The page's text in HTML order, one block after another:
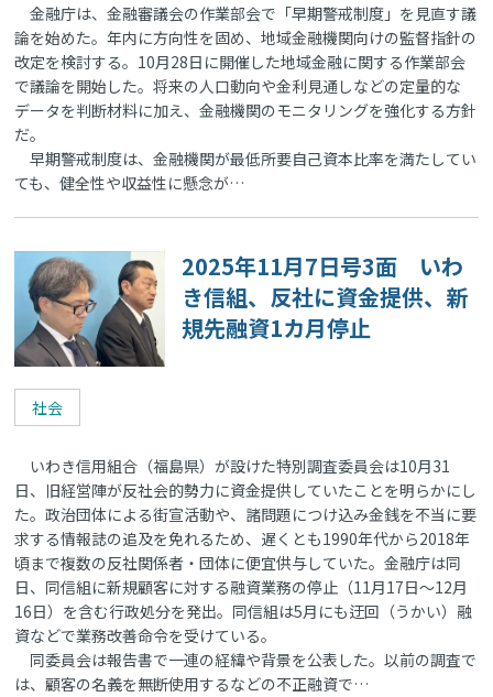
金融庁は、金融審議会の作業部会で「早期警戒制度」を見直す議
論を始めた。年内に方向性を固め、地域金融機関向けの監督指針の
改定を検討する。10月28日に開催した地域金融に関する作業部会
で議論を開始した。将来の人口動向や金利見通しなどの定量的な
データを判断材料に加え、金融機関のモニタリングを強化する方針
だ。
早期警戒制度は、金融機関が最低所要自己資本比率を満たしてい
ても、健全性や収益性に懸念が…
2025年11月7日号3面 いわ
き信組、反社に資金提供、新
規先融資1カ月停止
社会
いわき信用組合（福島県）が設けた特別調査委員会は10月31
日、旧経営陣が反社会的勢力に資金提供していたことを明らかにし
た。政治団体による街宣活動や、諸問題につけ込み金銭を不当に要
求する情報誌の追及を免れるため、遅くとも1990年代から2018年
頃まで複数の反社関係者・団体に便宜供与していた。金融庁は同
日、同信組に新規顧客に対する融資業務の停止（11月17日～12月
16日）を含む行政処分を発出。同信組は5月にも迂回（うかい）融
資などで業務改善命令を受けている。
同委員会は報告書で一連の経緯や背景を公表した。以前の調査で
は、顧客の名義を無断使用するなどの不正融資で…